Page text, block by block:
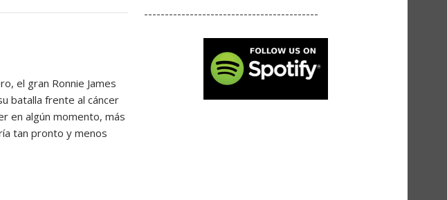
el gran Ronnie James
batalla frente al cáncer
en algún momento, más
tan pronto y menos
------------------------------------------